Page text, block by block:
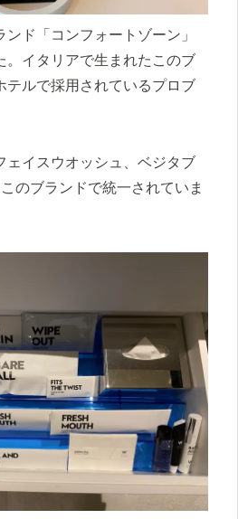
ド「コンフォートゾーン」
。イタリアで生まれたこのブ
テルで採用されているプロブ
ェイスウオッシュ、ベジタブ
のブランドで統一されていま